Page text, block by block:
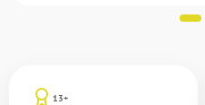
13+